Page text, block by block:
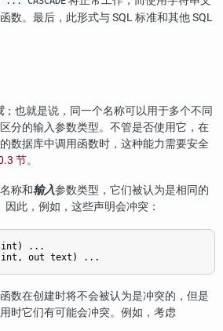
数。最后，此形式与 SQL 标准和其他 SQL
；也就是说，同一个名称可以用于多个不同
分的输入参数类型。不管是否使用它，在
数据库中调用函数时，这种能力需要安全
节。
称和输入参数类型，它们被认为是相同的
因此，例如，这些声明会冲突：
...
数在创建时将不会被认为是冲突的，但是
时它们有可能会冲突。例如，考虑